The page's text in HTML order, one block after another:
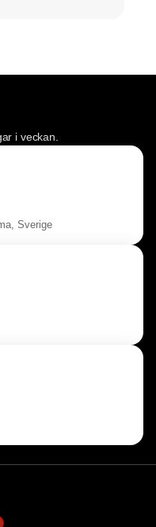
i veckan.
Sverige